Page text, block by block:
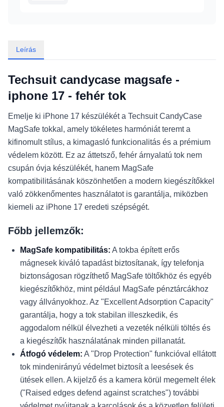
Leírás
Techsuit candycase magsafe -
iphone 17 - fehér tok
Emelje ki iPhone 17 készülékét a Techsuit CandyCase
MagSafe tokkal, amely tökéletes harmóniát teremt a
kifinomult stílus, a kimagasló funkcionalitás és a prémium
védelem között. Ez az áttetsző, fehér árnyalatú tok nem
csupán óvja készülékét, hanem MagSafe
kompatibilitásának köszönhetően a modern kiegészítőkkel
való zökkenőmentes használatot is garantálja, miközben
kiemeli az iPhone 17 eredeti szépségét.
Főbb jellemzők:
MagSafe kompatibilitás: A tokba épített erős
mágnesek kiváló tapadást biztosítanak, így telefonja
biztonságosan rögzíthető MagSafe töltőkhöz és egyéb
kiegészítőkhöz, mint például MagSafe pénztárcákhoz
vagy állványokhoz. Az "Excellent Adsorption Capacity"
garantálja, hogy a tok stabilan illeszkedik, és
aggodalom nélkül élvezheti a vezeték nélküli töltés és
a kiegészítők használatának minden pillanatát.
Átfogó védelem: A "Drop Protection" funkcióval ellátott
tok mindenirányú védelmet biztosít a leesések és
ütések ellen. A kijelző és a kamera körül megemelt élek
("Raised edges defend against scratches") további